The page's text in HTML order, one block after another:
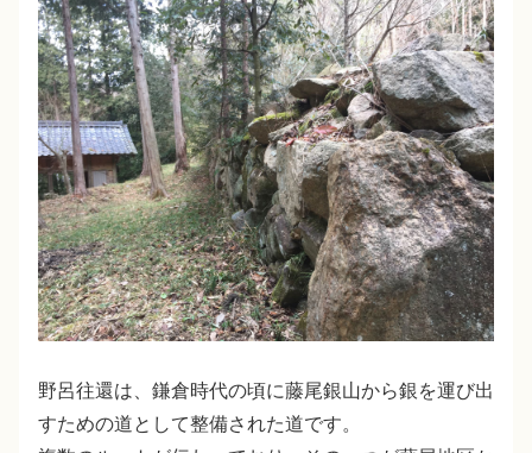
野呂往還は、鎌倉時代の頃に藤尾銀山から銀を運び出
すための道として整備された道です。